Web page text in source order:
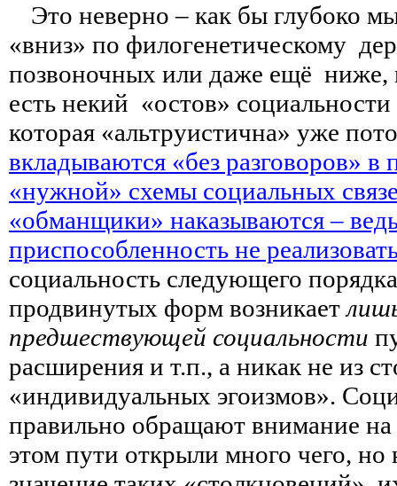
Это неверно – как бы глубоко
«вниз» по филогенетическому
позвоночных или даже ещё ниже,
есть некий «остов»
которая «альтруистична» уже
вкладываются «без разговоров» в
«нужной» схемы социальных
«обманщики» наказываются –
приспособленность не
социальность следующего
продвинутых форм возникает
предшествующей социальности
расширения и т.п., а никак не из
«индивидуальных эгоизмов».
правильно обращают внимание на
этом пути открыли много чего,